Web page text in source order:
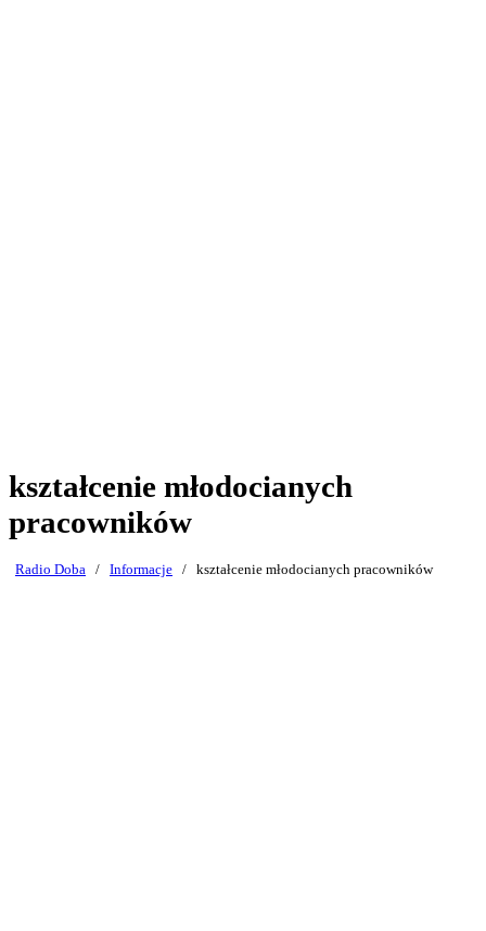
kształcenie młodocianych
pracowników
Radio Doba / Informacje / kształcenie młodocianych pracowników